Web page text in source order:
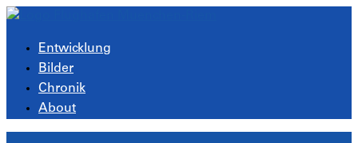
Entwicklung
Bilder
Chronik
About